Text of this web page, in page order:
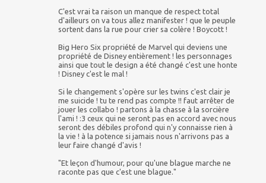
C'est vrai ta raison un manque de respect total
d'ailleurs on va tous allez manifester ! que le peuple
sortent dans la rue pour crier sa colère ! Boycott !
Big Hero Six propriété de Marvel qui deviens une
propriété de Disney entièrement ! les personnages
ainsi que tout le design a été changé c'est une honte
! Disney c'est le mal !
Si le changement s'opère sur les twins c'est clair je
me suicide ! tu te rend pas compte !! faut arrêter de
jouer les collabo ! partons à la chasse à la sorcière
l'ami ! :3 ceux qui ne seront pas en accord avec nous
seront des débiles profond qui n'y connaisse rien à
la vie ! à la potence si jamais nous n'arrivons pas a
leur faire changé d'avis !
"Et leçon d'humour, pour qu'une blague marche ne
raconte pas que c'est une blague."